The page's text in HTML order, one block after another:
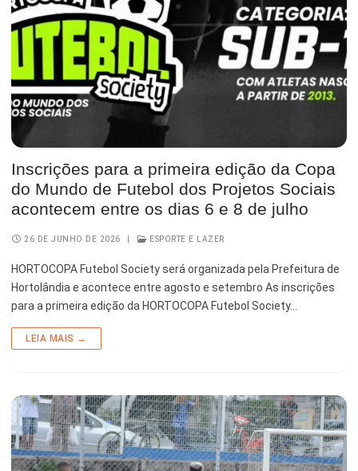
Inscrições para a primeira edição da Copa
do Mundo de Futebol dos Projetos Sociais
acontecem entre os dias 6 e 8 de julho
26 DE JUNHO DE 2026 ESPORTE E LAZER
HORTOCOPA Futebol Society será organizada pela Prefeitura de
Hortolândia e acontece entre agosto e setembro As inscrições
para a primeira edição da HORTOCOPA Futebol Society…
LEIA MAIS →